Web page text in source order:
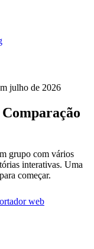
julho de 2026
grupo com vários
interativas. Uma
começar.
web